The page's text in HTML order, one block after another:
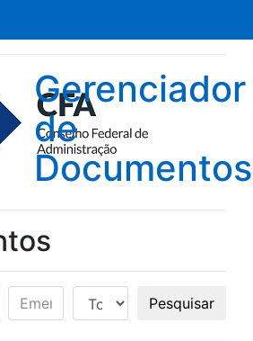
Gerenciador
de
Documentos
Pesquisar